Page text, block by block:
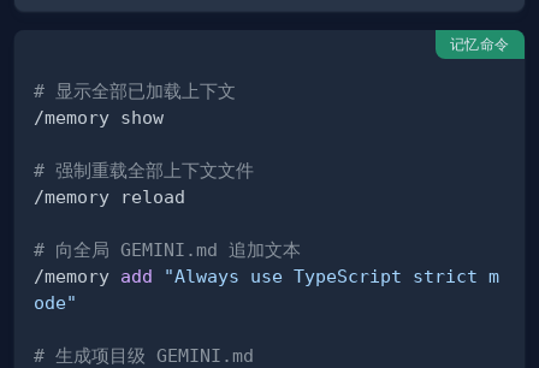
记忆命令
# 显示全部已加载上下文
# 强制重载全部上下文文件
# 向全局 GEMINI.md 追加文本
/memory add
"Always use TypeScript strict m
ode"
# 生成项目级 GEMINI.md